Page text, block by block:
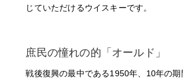
じていただけるウイスキーです。
庶民の憧れの的「オールド」
戦後復興の最中である1950年、10年の期